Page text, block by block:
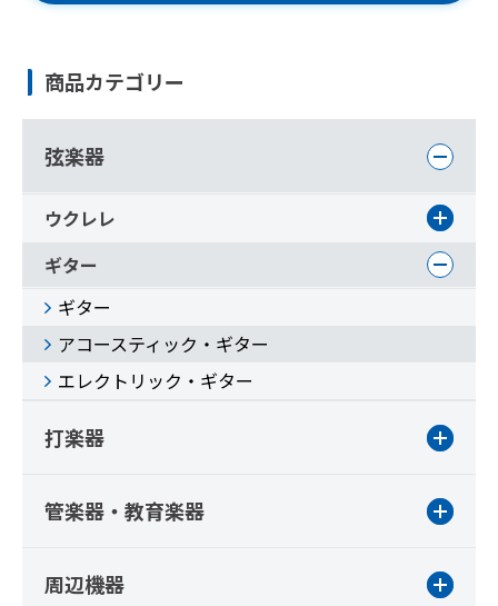
商品カテゴリー
弦楽器
ウクレレ
ギター
ギター
アコースティック・ギター
エレクトリック・ギター
打楽器
管楽器・教育楽器
周辺機器